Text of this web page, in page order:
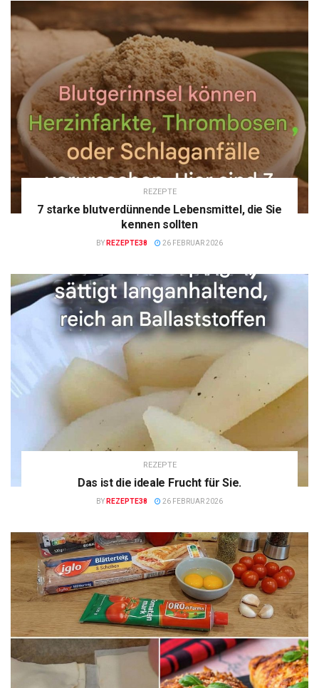
REZEPTE
7 starke blutverdünnende Lebensmittel, die Sie
kennen sollten
BY REZEPTE38 26 FEBRUAR 2026
REZEPTE
Das ist die ideale Frucht für Sie.
BY REZEPTE38 26 FEBRUAR 2026